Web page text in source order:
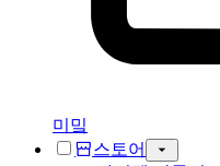
미밐
스토어